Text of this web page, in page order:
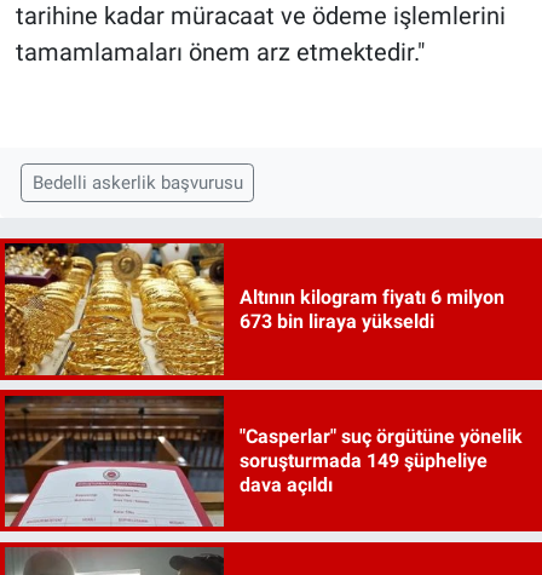
tarihine kadar müracaat ve ödeme işlemlerini
tamamlamaları önem arz etmektedir."
Bedelli askerlik başvurusu
Altının kilogram fiyatı 6 milyon
673 bin liraya yükseldi
"Casperlar" suç örgütüne yönelik
soruşturmada 149 şüpheliye
dava açıldı